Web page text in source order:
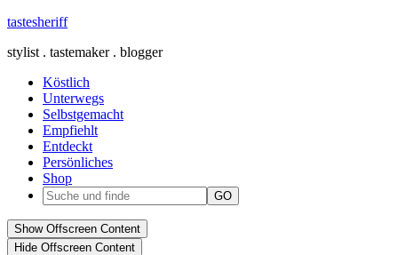
tastesheriff
stylist . tastemaker . blogger
Köstlich
Unterwegs
Selbstgemacht
Empfiehlt
Entdeckt
Persönliches
Shop
Show Offscreen Content
Hide Offscreen Content